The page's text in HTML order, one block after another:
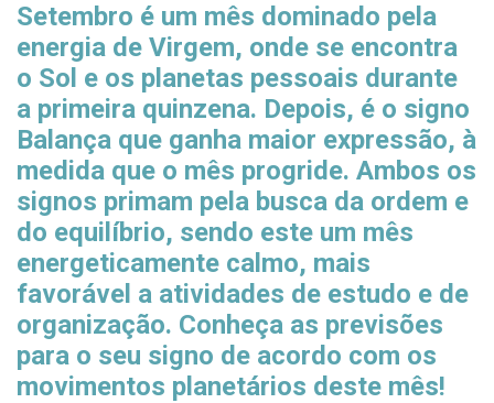
Setembro é um mês dominado pela
energia de Virgem, onde se encontra
o Sol e os planetas pessoais durante
a primeira quinzena. Depois, é o signo
Balança que ganha maior expressão, à
medida que o mês progride. Ambos os
signos primam pela busca da ordem e
do equilíbrio, sendo este um mês
energeticamente calmo, mais
favorável a atividades de estudo e de
organização. Conheça as previsões
para o seu signo de acordo com os
movimentos planetários deste mês!